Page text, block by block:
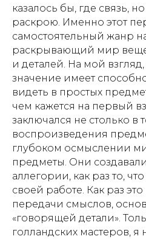
казалось бы, где связь,
раскрою. Именно этот
самостоятельный жанр
раскрывающий мир
и деталей. На мой
значение имеет
видеть в простых
чем кажется на первый
заключался не столько в
воспроизведения
глубоком осмыслении
предметы. Они
аллегории, как раз то,
своей работе. Как раз
передачи смыслов,
«говорящей детали».
голландских мастеров, я